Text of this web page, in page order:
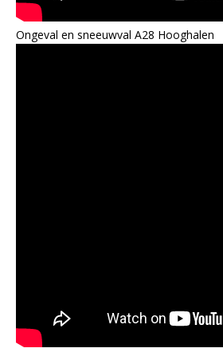
Ongeval en sneeuwval A28 Hooghalen